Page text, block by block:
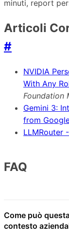
minuti, report
Articoli
#
NVIDIA
With Any
Foundation
Gemini 3:
from
LLMRouter
FAQ
Come può
contesto